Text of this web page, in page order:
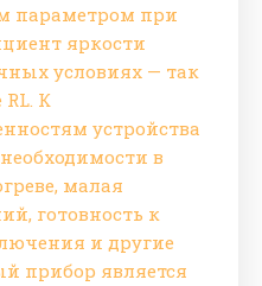
параметром при
яркости
условиях — так
К
устройства
в
малая
готовность к
и другие
прибор является